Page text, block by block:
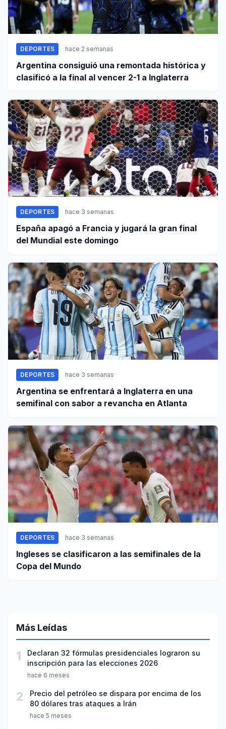
DEPORTES hace 2 semanas
Argentina consiguió una remontada histórica y
clasificó a la final al vencer 2-1 a Inglaterra
DEPORTES hace 3 semanas
España apagó a Francia y jugará la gran final
del Mundial este domingo
DEPORTES hace 3 semanas
Argentina se enfrentará a Inglaterra en una
semifinal con sabor a revancha en Atlanta
DEPORTES hace 3 semanas
Ingleses se clasificaron a las semifinales de la
Copa del Mundo
Más Leídas
1
Declaran 32 fórmulas presidenciales lograron su
inscripción para las elecciones 2026
hace 6 meses
2
Precio del petróleo se dispara por encima de los
80 dólares tras ataques a Irán
hace 5 meses